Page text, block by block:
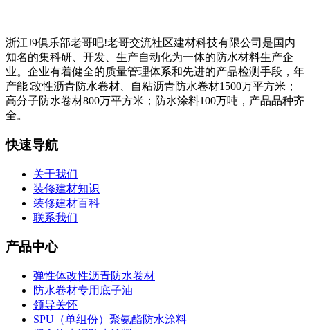
浙江J9俱乐部老哥吧!老哥交流社区建材科技有限公司是国内
知名的集科研、开发、生产自动化为一体的防水材料生产企
业。企业有着健全的质量管理体系和先进的产品检测手段，年
产能∶改性沥青防水卷材、自粘沥青防水卷材1500万平方米；
高分子防水卷材800万平方米；防水涂料100万吨，产品品种齐
全。
快速导航
关于我们
装修建材知识
装修建材百科
联系我们
产品中心
弹性体改性沥青防水卷材
防水卷材专用底子油
领导关怀
SPU（单组份）聚氨酯防水涂料